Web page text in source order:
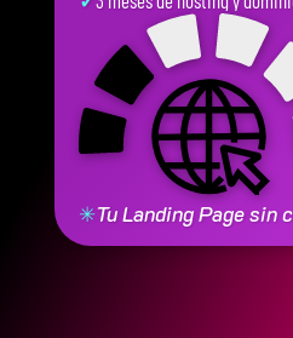
✳Tu Landing Page sin